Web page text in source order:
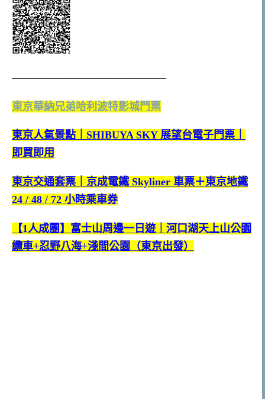
——————————————–
東京華納兄弟哈利波特影城門票
東京人氣景點｜SHIBUYA SKY 展望台電子門票｜
即買即用
東京交通套票｜京成電鐵 Skyliner 車票＋東京地鐵
24 / 48 / 72 小時乘車券
【1人成團】富士山周邊一日遊｜河口湖天上山公園
纜車+忍野八海+淺間公園（東京出發）